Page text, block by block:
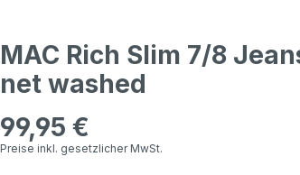
MAC Rich Slim 7/8
net washed
Regulärer Preis:
99,95 €
Preise inkl. gesetzlicher MwSt.